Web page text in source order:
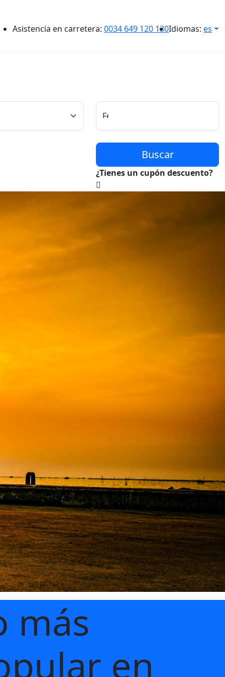
Asistencia en carretera: 0034 649 120 130Idiomas:es
Fecha y Hora de Recogida
Buscar
¿Tienes un cupón descuento?
más
en